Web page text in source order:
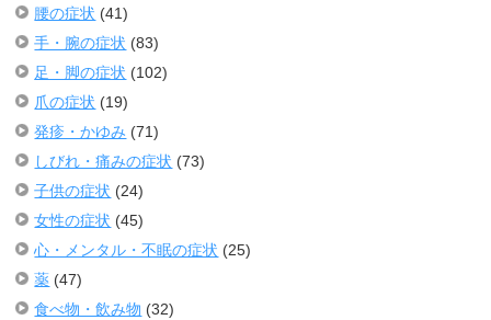
腰の症状 (41)
手・腕の症状 (83)
足・脚の症状 (102)
爪の症状 (19)
発疹・かゆみ (71)
しびれ・痛みの症状 (73)
子供の症状 (24)
女性の症状 (45)
心・メンタル・不眠の症状 (25)
薬 (47)
食べ物・飲み物 (32)